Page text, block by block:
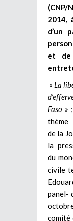
(CNP/
2014,
d’un
et de
« La
Faso »
thème
de la
la
du
civile
panel-
comité